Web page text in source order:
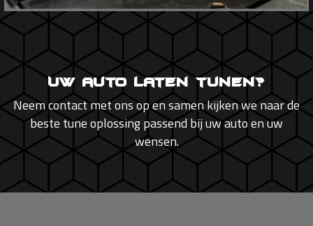
Uw auto laten tunen?
Neem contact met ons op en samen kijken we naar de
beste tune oplossing passend bij uw auto en uw
wensen.